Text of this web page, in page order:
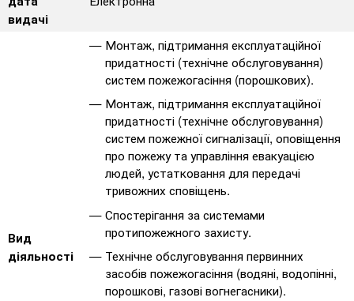
видачі
Вид
діяльності
Монтаж, підтримання експлуатаційної
придатності (технічне обслуговування)
систем пожежогасіння (порошкових).
Монтаж, підтримання експлуатаційної
придатності (технічне обслуговування)
систем пожежної сигналізації, оповіщення
про пожежу та управління евакуацією
людей, устатковання для передачі
тривожних сповіщень.
Спостерігання за системами
протипожежного захисту.
Технічне обслуговування первинних
засобів пожежогасіння (водяні, водопінні,
порошкові, газові вогнегасники).